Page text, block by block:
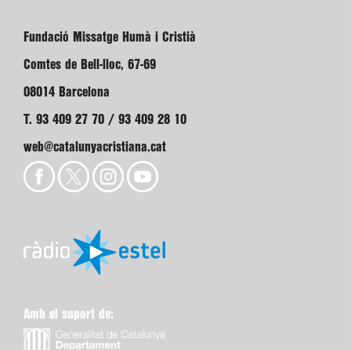
Fundació Missatge Humà i Cristià
Comtes de Bell-lloc, 67-69
08014 Barcelona
T. 93 409 27 70 / 93 409 28 10
web@catalunyacristiana.cat
Amb el suport de: